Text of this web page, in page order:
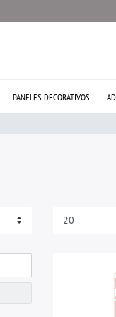
PANELES DECORATIVOS